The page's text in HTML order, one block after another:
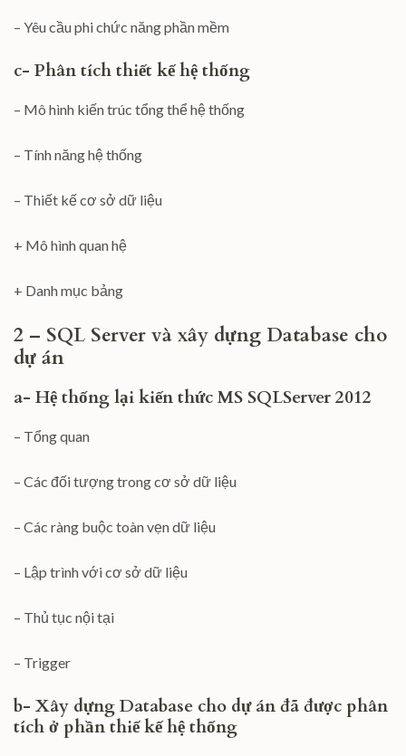
– Yêu cầu phi chức năng phần mềm
c- Phân tích thiết kế hệ thống
– Mô hình kiến trúc tổng thể hệ thống
– Tính năng hệ thống
– Thiết kế cơ sở dữ liệu
+ Mô hình quan hệ
+ Danh mục bảng
2 – SQL Server và xây dựng Database cho
dự án
a- Hệ thống lại kiến thức MS SQLServer 2012
– Tổng quan
– Các đối tượng trong cơ sở dữ liệu
– Các ràng buộc toàn vẹn dữ liệu
– Lập trình với cơ sở dữ liệu
– Thủ tục nội tại
– Trigger
b- Xây dựng Database cho dự án đã được phân
tích ở phần thiế kế hệ thống